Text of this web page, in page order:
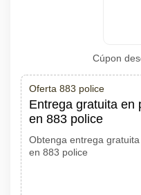
Cúpon
Oferta 883 police
Entrega gratuita en
en 883 police
Obtenga entrega
en 883 police